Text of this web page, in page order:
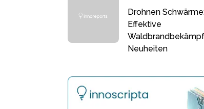
Drohnen
Effektive
Neuheiten